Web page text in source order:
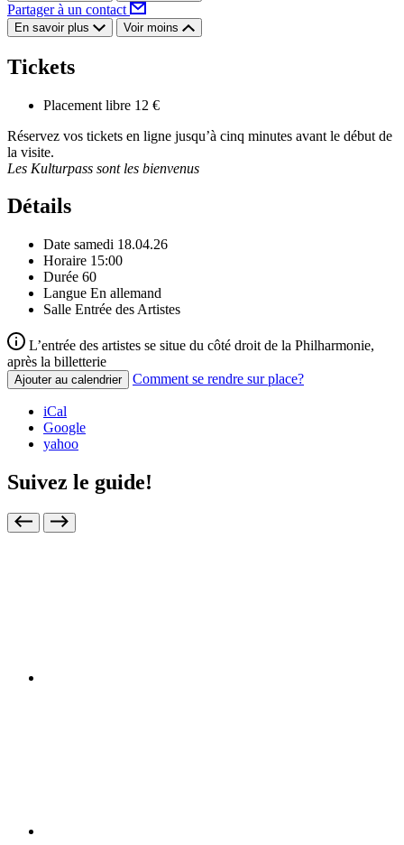
Partager à un contact
En savoir plus Voir moins
Tickets
Placement libre 12 €
Réservez vos tickets en ligne jusqu’à cinq minutes avant le début de
la visite.
Les Kulturpass sont les bienvenus
Détails
Date samedi 18.04.26
Horaire 15:00
Durée 60
Langue En allemand
Salle Entrée des Artistes
L’entrée des artistes se situe du côté droit de la Philharmonie,
après la billetterie
Ajouter au calendrier Comment se rendre sur place?
iCal
Google
yahoo
Suivez le guide!